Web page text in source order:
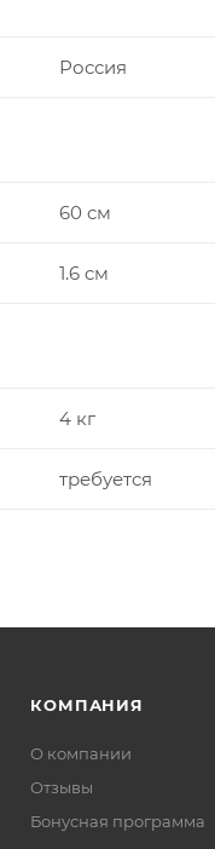
Россия
60 cм
1.6 cм
4 кг
требуется
КОМПАНИЯ
О компании
Отзывы
Бонусная программа